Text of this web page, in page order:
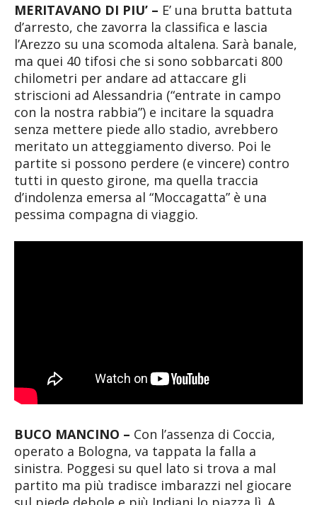
MERITAVANO DI PIU’ – E’ una brutta battuta
d’arresto, che zavorra la classifica e lascia
l’Arezzo su una scomoda altalena. Sarà banale,
ma quei 40 tifosi che si sono sobbarcati 800
chilometri per andare ad attaccare gli
striscioni ad Alessandria (“entrate in campo
con la nostra rabbia”) e incitare la squadra
senza mettere piede allo stadio, avrebbero
meritato un atteggiamento diverso. Poi le
partite si possono perdere (e vincere) contro
tutti in questo girone, ma quella traccia
d’indolenza emersa al “Moccagatta” è una
pessima compagna di viaggio.
BUCO MANCINO – Con l’assenza di Coccia,
operato a Bologna, va tappata la falla a
sinistra. Poggesi su quel lato si trova a mal
partito ma più tradisce imbarazzi nel giocare